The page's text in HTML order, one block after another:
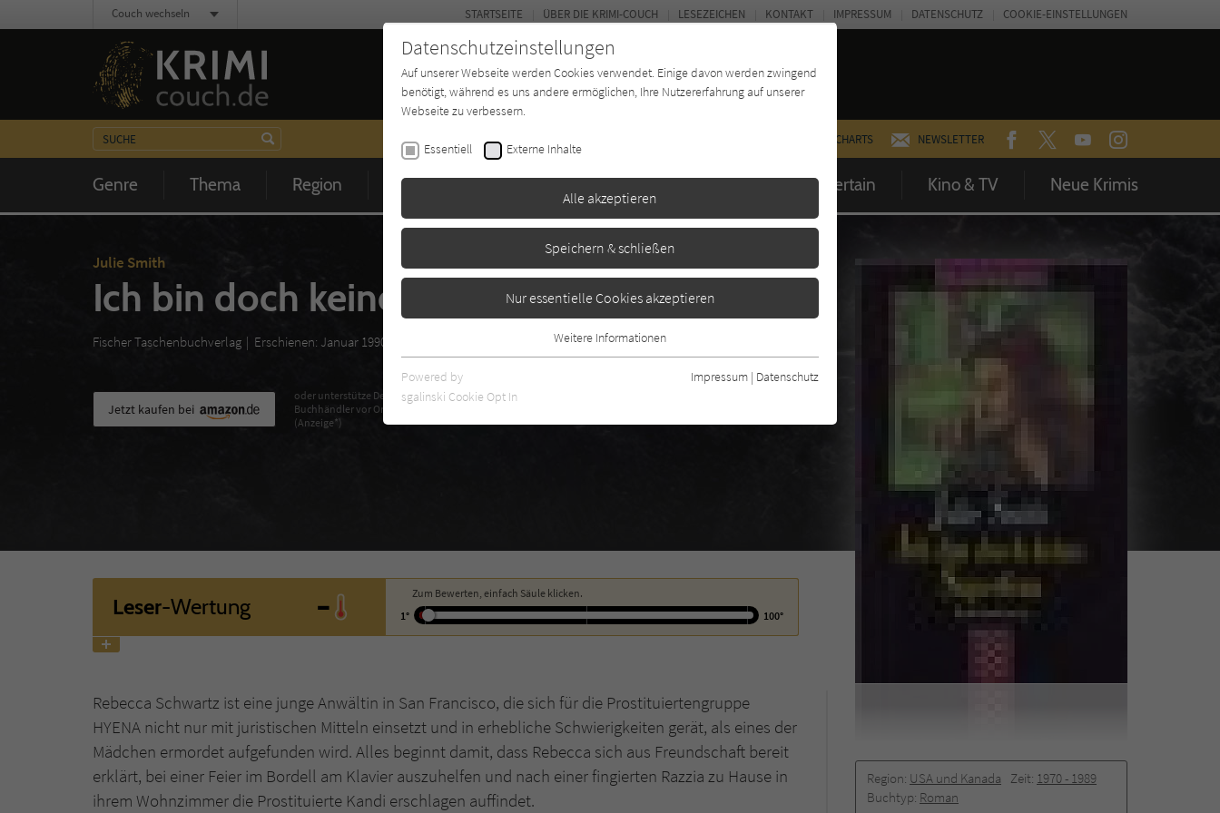
CHARTS NEWSLETTER FACEBOOKTWITTERYOUTUBEINSTAGRAM
Genre Thema Region Zeit Buchtyp Autor*in Magazin Entertain Kino & TV Neue Krimis
STARTSEITE ÜBER DIE KRIMI-COUCH LESEZEICHEN KONTAKT IMPRESSUM DATENSCHUTZ COOKIE-EINSTELLUNGEN
Couch wechseln
Julie Smith
Ich bin doch keine Superfrau
Fischer Taschenbuchverlag Erschienen: Januar 1990
Region: USA und Kanada Zeit: 1970 -­ 1989
Buchtyp: Roman
Jetzt kaufen bei
oder unterstütze Deinen
Buchhändler vor Ort
(Anzeige*)
Leser-Wertung -
Zum Bewerten, einfach Säule klicken.
1°
100°
Rebecca Schwartz ist eine junge Anwältin in San Francisco, die sich für die Prostituiertengruppe
HYENA nicht nur mit juristischen Mitteln einsetzt und in erhebliche Schwierigkeiten gerät, als eines der
Mädchen ermordet aufgefunden wird. Alles beginnt damit, dass Rebecca sich aus Freundschaft bereit
erklärt, bei einer Feier im Bordell am Klavier auszuhelfen und nach einer fingierten Razzia zu Hause in
ihrem Wohnzimmer die Prostituierte Kandi erschlagen auffindet.
Datenschutzeinstellungen
Auf unserer Webseite werden Cookies verwendet. Einige davon werden zwingend
benötigt, während es uns andere ermöglichen, Ihre Nutzererfahrung auf unserer
Webseite zu verbessern.
Essentiell Externe Inhalte
Alle akzeptieren
Speichern & schließen
Nur essentielle Cookies akzeptieren
Essentielle Cookies werden für grundlegende Funktionen der Webseite
benötigt. Dadurch ist gewährleistet, dass die Webseite einwandfrei
funktioniert.
Zweck
Verwendung von Cookies auf dieser Website zu
speichern.
Anbieter Literatur-Couch Medien GmbH & Co. KG
Laufzeit 1 Jahr
Zweck Cookie für die Bewertung einzelner Buchtitel
hl=de).
Weitere Informationen
Powered by
sgalinski Cookie Opt In
Impressum | Datenschutz